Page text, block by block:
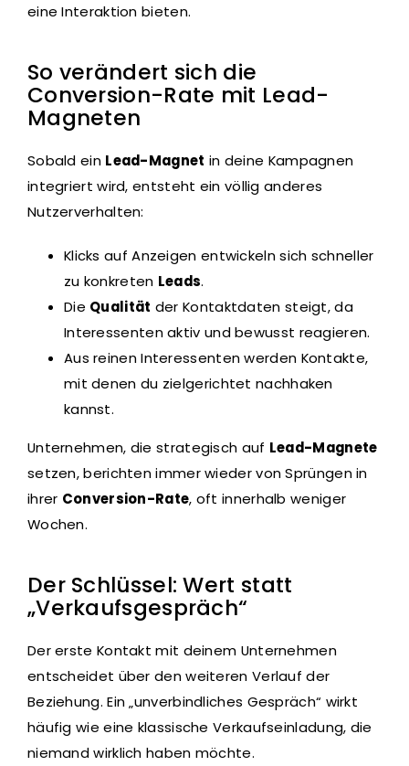
eine Interaktion bieten.
So verändert sich die
Conversion-Rate mit Lead-
Magneten
Sobald ein Lead-Magnet in deine Kampagnen
integriert wird, entsteht ein völlig anderes
Nutzerverhalten:
Klicks auf Anzeigen entwickeln sich schneller
zu konkreten Leads.
Die Qualität der Kontaktdaten steigt, da
Interessenten aktiv und bewusst reagieren.
Aus reinen Interessenten werden Kontakte,
mit denen du zielgerichtet nachhaken
kannst.
Unternehmen, die strategisch auf Lead-Magnete
setzen, berichten immer wieder von Sprüngen in
ihrer Conversion-Rate, oft innerhalb weniger
Wochen.
Der Schlüssel: Wert statt
„Verkaufsgespräch“
Der erste Kontakt mit deinem Unternehmen
entscheidet über den weiteren Verlauf der
Beziehung. Ein „unverbindliches Gespräch“ wirkt
häufig wie eine klassische Verkaufseinladung, die
niemand wirklich haben möchte.